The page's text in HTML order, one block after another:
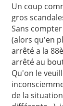
Un coup
gros
Sans
(alors qu'en
arrêté a la
arrêté au
Qu'on le
de la